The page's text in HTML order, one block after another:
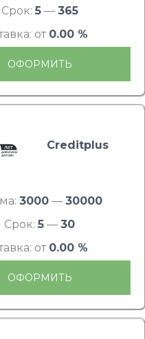
Срок: 5— 365
от 0.00 %
ОФОРМИТЬ
Creditplus
3000 — 30000
Срок: 5 — 30
от 0.00 %
ОФОРМИТЬ